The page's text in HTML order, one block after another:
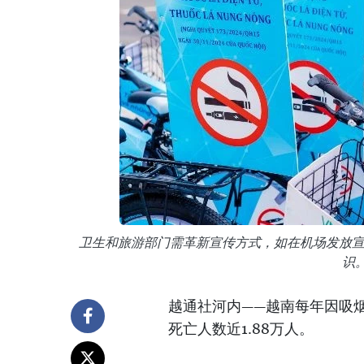
卫生和旅游部门需革新宣传方式，如在机场发放
识
越通社河内——越南每年因吸
死亡人数近1.88万人。